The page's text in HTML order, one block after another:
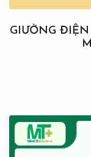
GIƯỜNG